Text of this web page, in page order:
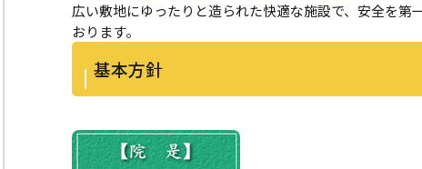
広い敷地にゆったりと造られた快適な施設で、安全を第
おります。
基本方針